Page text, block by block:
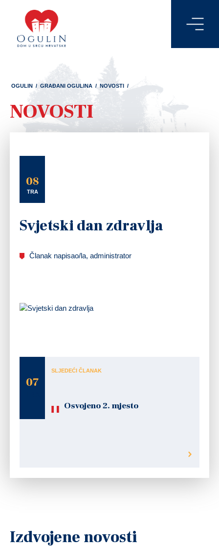
OGULIN / GRAĐANI OGULINA / NOVOSTI /
NOVOSTI
08
TRA
Svjetski dan zdravlja
Članak napisao/la, administrator
07
SLJEDEĆI ČLANAK
Osvojeno 2. mjesto
Izdvojene novosti